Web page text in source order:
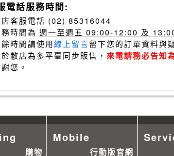
電話服務時間:
客服電話 (02) 85316044
時間為 週一至週五 09:00-12:00 及
時間請使用線上留言留下您的訂單資料與
敝店為多平臺同步販售， 來電請務必告知
您。
購物
Mobile
行動版官網